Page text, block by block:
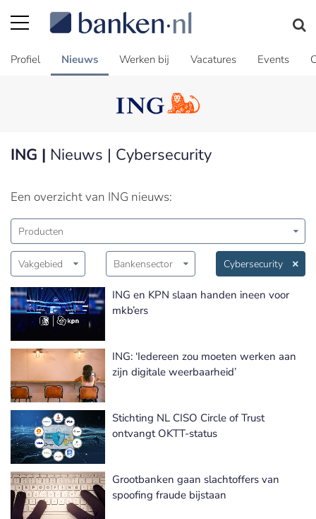
Profiel Nieuws Werken bij Vacatures Events
ING | Nieuws | Cybersecurity
Een overzicht van ING nieuws:
Producten
Vakgebied Bankensector Cybersecurity
ING en KPN slaan handen ineen voor
mkb’ers
ING: ‘Iedereen zou moeten werken aan
zijn digitale weerbaarheid’
Stichting NL CISO Circle of Trust
ontvangt OKTT-status
Grootbanken gaan slachtoffers van
spoofing fraude bijstaan